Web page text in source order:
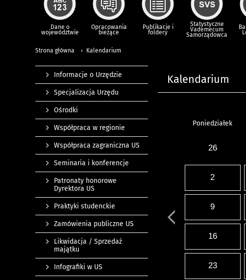
Dane o
województwie
Opracowania
bieżące
Publikacje i
foldery
Statystyczne
Vademecum
Samorządowca
Strona główna Kalendarium
Kalendarium
Poniedziałek
26
2
9
16
23
Informacje o Urzędzie
Specjalizacja Urzędu
Ośrodki
Współpraca w regionie
Współpraca zagraniczna US
Seminaria i konferencje
Patronaty honorowe
Dyrektora US
Praktyki studenckie
Zamówienia publiczne US
Likwidacja / Sprzedaż
majątku
Infografiki w US